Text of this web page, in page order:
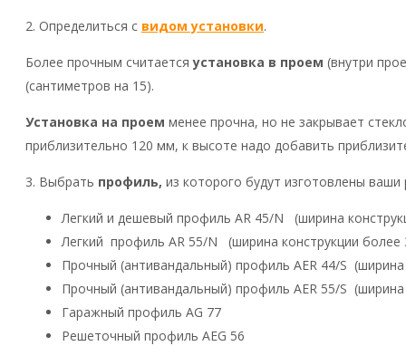
2. Определиться с видом установки.
Более прочным считаетсяустановка в проем (внутри
(сантиметров на 15).
Установка на проем менее прочна, но не закрывает
приблизительно 120 мм, к высоте надо добавить
3. Выбрать профиль, из которого будут изготовлены ваши
Легкий и дешевый профиль AR 45/N (ширина
Легкий профиль AR 55/N (ширина конструкции более
Прочный (антивандальный) профиль AER 44/S
Прочный (антивандальный) профиль AER 55/S
Гаражный профиль AG 77
Решеточный профиль AEG 56